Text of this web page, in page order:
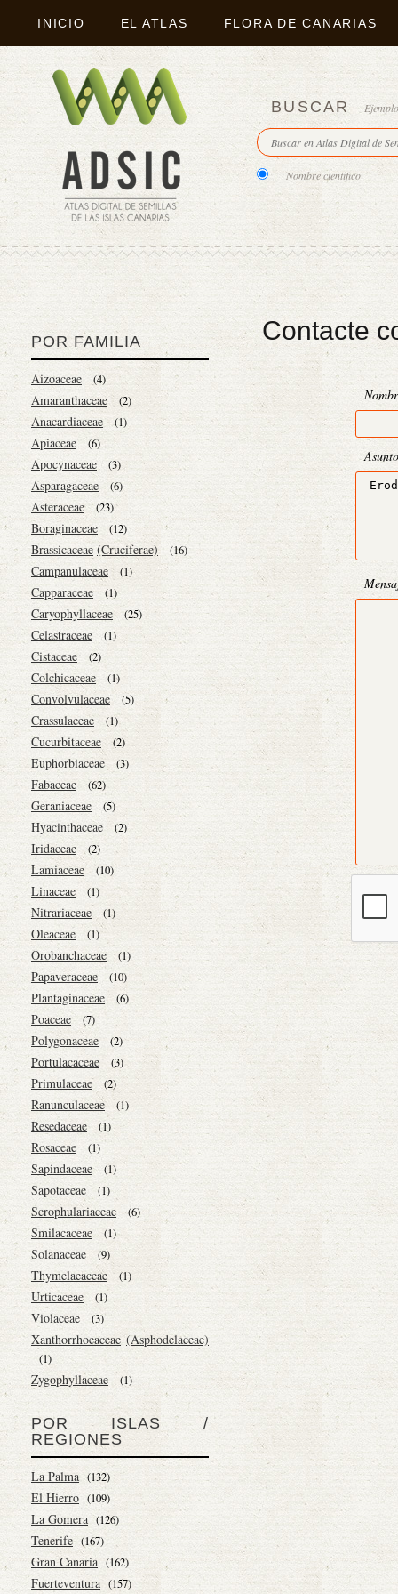
INICIO EL ATLAS FLORA DE CANARIAS
BUSCAR
Nombre científico
POR FAMILIA
Aizoaceae (4)
Amaranthaceae (2)
Anacardiaceae (1)
Apiaceae (6)
Apocynaceae (3)
Asparagaceae (6)
Asteraceae (23)
Boraginaceae (12)
Brassicaceae (Cruciferae) (16)
Campanulaceae (1)
Capparaceae (1)
Caryophyllaceae (25)
Celastraceae (1)
Cistaceae (2)
Colchicaceae (1)
Convolvulaceae (5)
Crassulaceae (1)
Cucurbitaceae (2)
Euphorbiaceae (3)
Fabaceae (62)
Geraniaceae (5)
Hyacinthaceae (2)
Iridaceae (2)
Lamiaceae (10)
Linaceae (1)
Nitrariaceae (1)
Oleaceae (1)
Orobanchaceae (1)
Papaveraceae (10)
Plantaginaceae (6)
Poaceae (7)
Polygonaceae (2)
Portulacaceae (3)
Primulaceae (2)
Ranunculaceae (1)
Resedaceae (1)
Rosaceae (1)
Sapindaceae (1)
Sapotaceae (1)
Scrophulariaceae (6)
Smilacaceae (1)
Solanaceae (9)
Thymelaeaceae (1)
Urticaceae (1)
Violaceae (3)
Xanthorrhoeaceae (Asphodelaceae)
(1)
Zygophyllaceae (1)
POR ISLAS /
REGIONES
La Palma (132)
El Hierro (109)
La Gomera (126)
Tenerife (167)
Gran Canaria (162)
Fuerteventura (157)
Contacte